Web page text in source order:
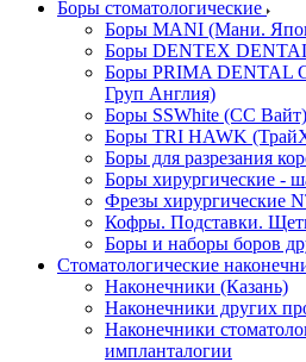
Боры стоматологические
Боры MANI (Мани.
Боры DENTEX
Боры PRIMA DENTAL
Груп Англия)
Боры SSWhite (СС
Боры TRI HAWK
Боры для разрезания
Боры хирургические -
Фрезы хирургические
Кофры. Подставки.
Боры и наборы боров
Стоматологические
Наконечники (Казань)
Наконечники других
Наконечники
импланталогии